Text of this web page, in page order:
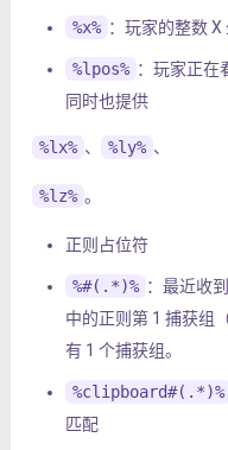
%x% ：玩家的整数 X
%lpos% ：玩家正在
同时也提供
%lx% 、 %ly% 、
%lz% 。
正则占位符
%#(.*)% ：最近收
中的正则第 1 捕获组
有 1 个捕获组。
%clipboard#(.*)%
匹配